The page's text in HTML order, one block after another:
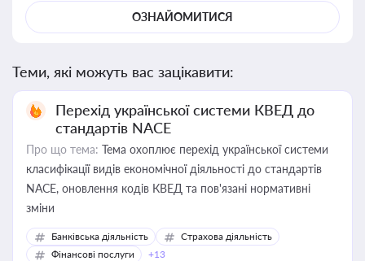
ОЗНАЙОМИТИСЯ
Теми, які можуть вас зацікавити:
Перехід української системи КВЕД до
стандартів NACE
Про що тема: Тема охоплює перехід української системи
класифікації видів економічної діяльності до стандартів
NACE, оновлення кодів КВЕД та пов'язані нормативні
зміни
Банківська діяльність
Страхова діяльність
Фінансові послуги
+13